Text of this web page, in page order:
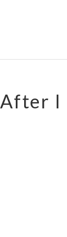
After I